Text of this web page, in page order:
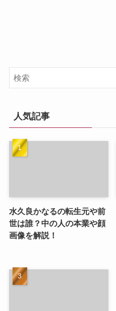
人気記事
水久良かなるの転生元や前
世は誰？中の人の本業や顔
画像を解説！